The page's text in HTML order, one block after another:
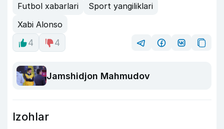
Futbol xabarlari
Sport yangiliklari
Xabi Alonso
4
4
Jamshidjon Mahmudov
Izohlar